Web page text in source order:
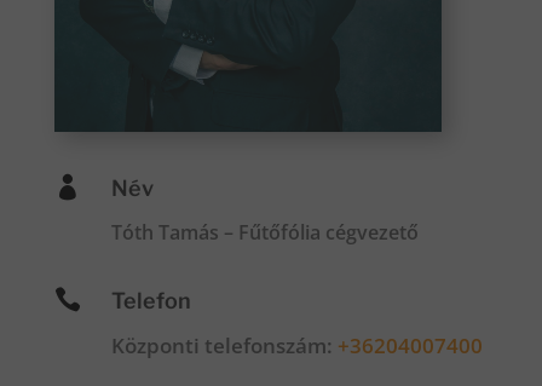
 Név
Tóth Tamás – Fűtőfólia cégvezető
 Telefon
Központi telefonszám: +36204007400